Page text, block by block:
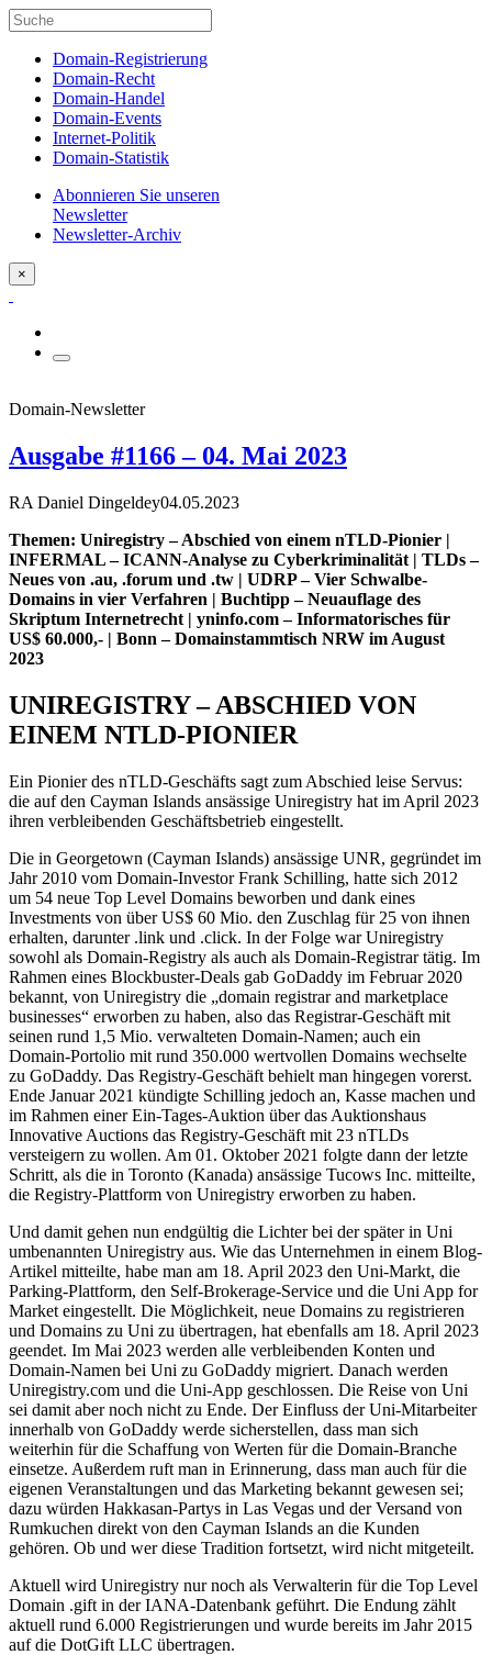
Domain-Registrierung
Domain-Recht
Domain-Handel
Domain-Events
Internet-Politik
Domain-Statistik
Abonnieren Sie unseren
Newsletter
Newsletter-Archiv
×
Domain-Newsletter
Ausgabe #1166 – 04. Mai 2023
RA Daniel Dingeldey04.05.2023
Themen: Uniregistry – Abschied von einem nTLD-Pionier |
INFERMAL – ICANN-Analyse zu Cyberkriminalität | TLDs –
Neues von .au, .forum und .tw | UDRP – Vier Schwalbe-
Domains in vier Verfahren | Buchtipp – Neuauflage des
Skriptum Internetrecht | yninfo.com – Informatorisches für
US$ 60.000,- | Bonn – Domainstammtisch NRW im August
2023
UNIREGISTRY – ABSCHIED VON
EINEM NTLD-PIONIER
Ein Pionier des nTLD-Geschäfts sagt zum Abschied leise Servus:
die auf den Cayman Islands ansässige Uniregistry hat im April 2023
ihren verbleibenden Geschäftsbetrieb eingestellt.
Die in Georgetown (Cayman Islands) ansässige UNR, gegründet im
Jahr 2010 vom Domain-Investor Frank Schilling, hatte sich 2012
um 54 neue Top Level Domains beworben und dank eines
Investments von über US$ 60 Mio. den Zuschlag für 25 von ihnen
erhalten, darunter .link und .click. In der Folge war Uniregistry
sowohl als Domain-Registry als auch als Domain-Registrar tätig. Im
Rahmen eines Blockbuster-Deals gab GoDaddy im Februar 2020
bekannt, von Uniregistry die „domain registrar and marketplace
businesses“ erworben zu haben, also das Registrar-Geschäft mit
seinen rund 1,5 Mio. verwalteten Domain-Namen; auch ein
Domain-Portolio mit rund 350.000 wertvollen Domains wechselte
zu GoDaddy. Das Registry-Geschäft behielt man hingegen vorerst.
Ende Januar 2021 kündigte Schilling jedoch an, Kasse machen und
im Rahmen einer Ein-Tages-Auktion über das Auktionshaus
Innovative Auctions das Registry-Geschäft mit 23 nTLDs
versteigern zu wollen. Am 01. Oktober 2021 folgte dann der letzte
Schritt, als die in Toronto (Kanada) ansässige Tucows Inc. mitteilte,
die Registry-Plattform von Uniregistry erworben zu haben.
Und damit gehen nun endgültig die Lichter bei der später in Uni
umbenannten Uniregistry aus. Wie das Unternehmen in einem Blog-
Artikel mitteilte, habe man am 18. April 2023 den Uni-Markt, die
Parking-Plattform, den Self-Brokerage-Service und die Uni App for
Market eingestellt. Die Möglichkeit, neue Domains zu registrieren
und Domains zu Uni zu übertragen, hat ebenfalls am 18. April 2023
geendet. Im Mai 2023 werden alle verbleibenden Konten und
Domain-Namen bei Uni zu GoDaddy migriert. Danach werden
Uniregistry.com und die Uni-App geschlossen. Die Reise von Uni
sei damit aber noch nicht zu Ende. Der Einfluss der Uni-Mitarbeiter
innerhalb von GoDaddy werde sicherstellen, dass man sich
weiterhin für die Schaffung von Werten für die Domain-Branche
einsetze. Außerdem ruft man in Erinnerung, dass man auch für die
eigenen Veranstaltungen und das Marketing bekannt gewesen sei;
dazu würden Hakkasan-Partys in Las Vegas und der Versand von
Rumkuchen direkt von den Cayman Islands an die Kunden
gehören. Ob und wer diese Tradition fortsetzt, wird nicht mitgeteilt.
Aktuell wird Uniregistry nur noch als Verwalterin für die Top Level
Domain .gift in der IANA-Datenbank geführt. Die Endung zählt
aktuell rund 6.000 Registrierungen und wurde bereits im Jahr 2015
auf die DotGift LLC übertragen.